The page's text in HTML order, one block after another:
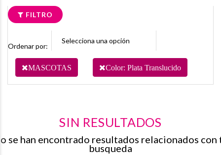
FILTRO
Ordenar por:
MASCOTAS Color: Plata Translucido
SIN RESULTADOS
se han encontrado resultados relacionados con
busqueda